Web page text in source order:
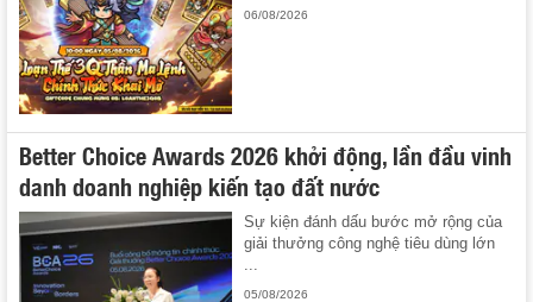
06/08/2026
Better Choice Awards 2026 khởi động, lần đầu vinh
danh doanh nghiệp kiến tạo đất nước
Sự kiện đánh dấu bước mở rộng của
giải thưởng công nghệ tiêu dùng lớn
05/08/2026